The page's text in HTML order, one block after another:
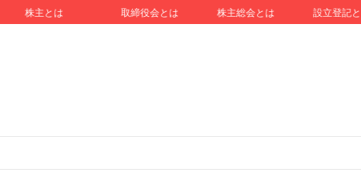
株主とは 取締役会とは 株主総会とは 設立登記とは